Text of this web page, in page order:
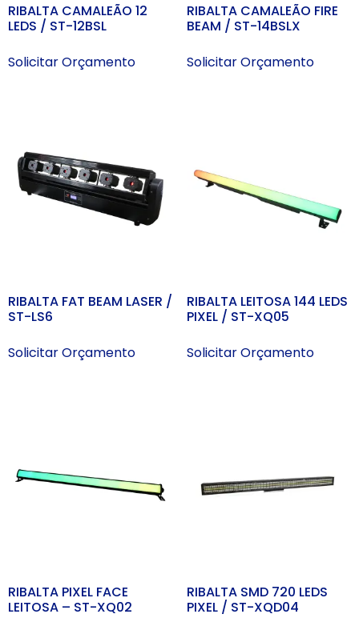
RIBALTA CAMALEÃO 12
LEDS / ST-12BSL
Solicitar Orçamento
RIBALTA CAMALEÃO FIRE
BEAM / ST-14BSLX
Solicitar Orçamento
RIBALTA FAT BEAM LASER /
ST-LS6
Solicitar Orçamento
RIBALTA LEITOSA 144 LEDS
PIXEL / ST-XQ05
Solicitar Orçamento
RIBALTA PIXEL FACE
LEITOSA – ST-XQ02
RIBALTA SMD 720 LEDS
PIXEL / ST-XQD04